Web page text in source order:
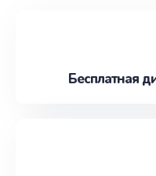
наилучшим
Бесплатная